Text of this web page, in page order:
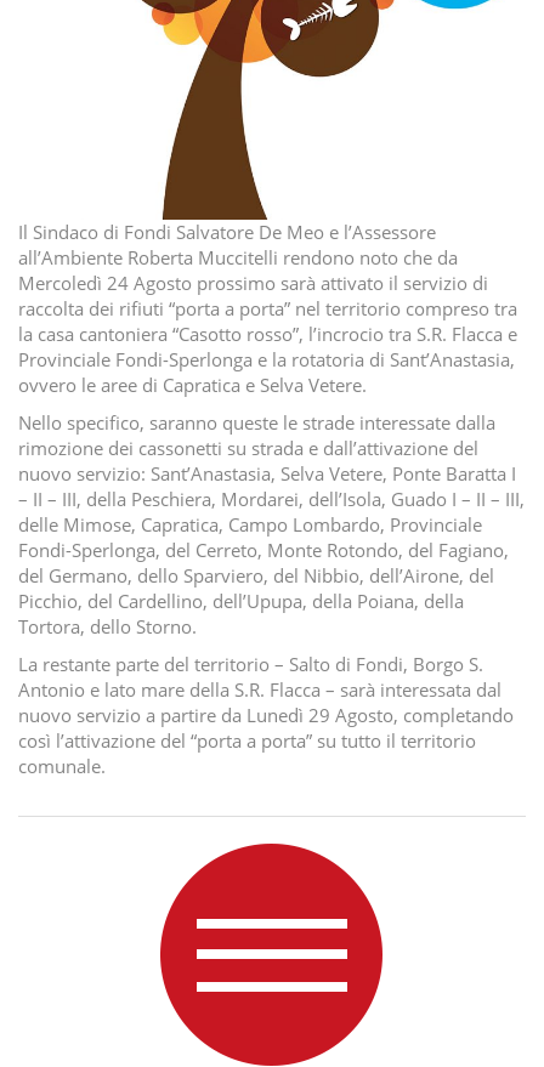
Il Sindaco di Fondi Salvatore De Meo e l’Assessore
all’Ambiente Roberta Muccitelli rendono noto che da
Mercoledì 24 Agosto prossimo sarà attivato il servizio di
raccolta dei rifiuti “porta a porta” nel territorio compreso tra
la casa cantoniera “Casotto rosso”, l’incrocio tra S.R. Flacca e
Provinciale Fondi-Sperlonga e la rotatoria di Sant’Anastasia,
ovvero le aree di Capratica e Selva Vetere.
Nello specifico, saranno queste le strade interessate dalla
rimozione dei cassonetti su strada e dall’attivazione del
nuovo servizio: Sant’Anastasia, Selva Vetere, Ponte Baratta I
– II – III, della Peschiera, Mordarei, dell’Isola, Guado I – II – III,
delle Mimose, Capratica, Campo Lombardo, Provinciale
Fondi-Sperlonga, del Cerreto, Monte Rotondo, del Fagiano,
del Germano, dello Sparviero, del Nibbio, dell’Airone, del
Picchio, del Cardellino, dell’Upupa, della Poiana, della
Tortora, dello Storno.
La restante parte del territorio – Salto di Fondi, Borgo S.
Antonio e lato mare della S.R. Flacca – sarà interessata dal
nuovo servizio a partire da Lunedì 29 Agosto, completando
così l’attivazione del “porta a porta” su tutto il territorio
comunale.